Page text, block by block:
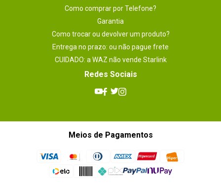
Como comprar por Telefone?
Garantia
Como trocar ou devolver um produto?
Entrega no prazo: ou não pague frete
CUIDADO: a WAZ não vende Starlink
Redes Sociais
Meios de Pagamentos